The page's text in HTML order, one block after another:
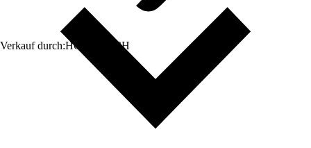
Verkauf durch:HORNBACH